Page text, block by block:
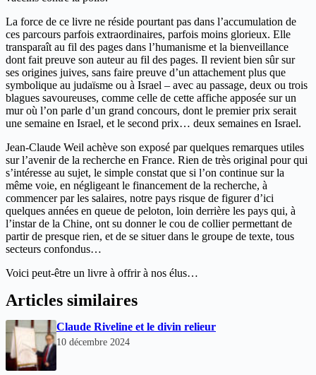
La force de ce livre ne réside pourtant pas dans l’accumulation de
ces parcours parfois extraordinaires, parfois moins glorieux. Elle
transparaît au fil des pages dans l’humanisme et la bienveillance
dont fait preuve son auteur au fil des pages. Il revient bien sûr sur
ses origines juives, sans faire preuve d’un attachement plus que
symbolique au judaïsme ou à Israel – avec au passage, deux ou trois
blagues savoureuses, comme celle de cette affiche apposée sur un
mur où l’on parle d’un grand concours, dont le premier prix serait
une semaine en Israel, et le second prix… deux semaines en Israel.
Jean-Claude Weil achève son exposé par quelques remarques utiles
sur l’avenir de la recherche en France. Rien de très original pour qui
s’intéresse au sujet, le simple constat que si l’on continue sur la
même voie, en négligeant le financement de la recherche, à
commencer par les salaires, notre pays risque de figurer d’ici
quelques années en queue de peloton, loin derrière les pays qui, à
l’instar de la Chine, ont su donner le cou de collier permettant de
partir de presque rien, et de se situer dans le groupe de texte, tous
secteurs confondus…
Voici peut-être un livre à offrir à nos élus…
Articles similaires
Claude Riveline et le divin relieur
10 décembre 2024